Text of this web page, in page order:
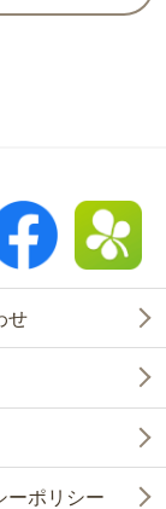
せ
ーポリシー